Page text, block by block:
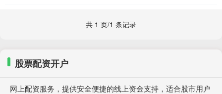
共 1 页/1 条记录
股票配资开户
网上配资服务，提供安全便捷的线上资金支持，适合股市用户